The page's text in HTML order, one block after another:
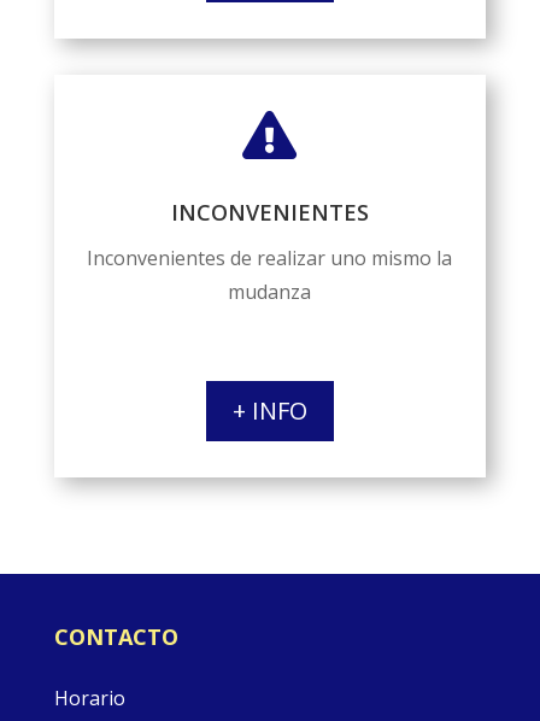

INCONVENIENTES
Inconvenientes de realizar uno mismo la
mudanza
+ INFO
CONTACTO
Horario